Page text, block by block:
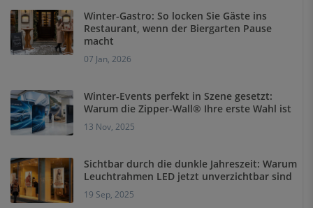
Winter-Gastro: So locken Sie Gäste ins
Restaurant, wenn der Biergarten Pause
macht
07 Jan, 2026
Winter-Events perfekt in Szene gesetzt:
Warum die Zipper-Wall® Ihre erste Wahl ist
13 Nov, 2025
Sichtbar durch die dunkle Jahreszeit: Warum
Leuchtrahmen LED jetzt unverzichtbar sind
19 Sep, 2025